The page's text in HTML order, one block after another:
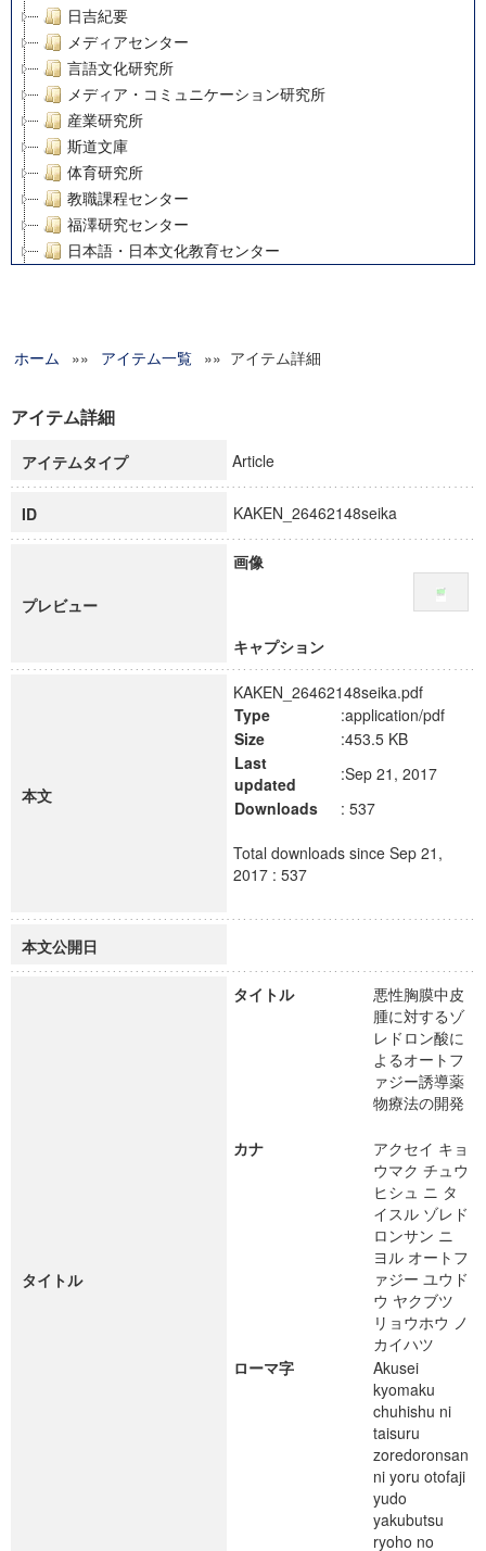
日吉紀要
メディアセンター
言語文化研究所
メディア・コミュニケーション研究所
産業研究所
斯道文庫
体育研究所
教職課程センター
福澤研究センター
日本語・日本文化教育センター
グローバルリサーチインスティテュート
科学研究費補助金研究成果報告書
慶應義塾大学グローバルCOEプログラム市民社会ガバナンス
慶應義塾大学グローバルCOEプログラム論理と感性の先端的
博士課程教育リーディングプログラム「超成熟社会発展のサ
学術雑誌掲載論文等(8)
ホーム »» アイテム一覧 »» アイテム詳細
アイテム詳細
アイテムタイプ Article
ID KAKEN_26462148seika
プレビュー
画像
キャプション
本文
KAKEN_26462148seika.pdf
Type
:application/pdf
Size
:453.5 KB
Last
updated
:Sep 21, 2017
Downloads
: 537
Total downloads since Sep 21,
2017 : 537
本文公開日
タイトル
タイトル
悪性胸膜中皮
腫に対するゾ
レドロン酸に
よるオートフ
ァジー誘導薬
物療法の開発
カナ
アクセイ キョ
ウマク チュウ
ヒシュ ニ タ
イスル ゾレド
ロンサン ニ
ヨル オートフ
ァジー ユウド
ウ ヤクブツ
リョウホウ ノ
カイハツ
ローマ字
Akusei
kyomaku
chuhishu ni
taisuru
zoredoronsan
ni yoru otofaji
yudo
yakubutsu
ryoho no